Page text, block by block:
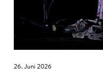
26. Juni 2026